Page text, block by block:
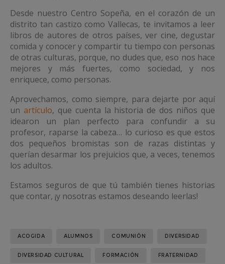
Desde nuestro Centro Sopeña, en el corazón de un
distrito tan castizo como Vallecas, te invitamos a leer
libros de autores de otros países, ver cine, degustar
comida y conocer y compartir tu tiempo con personas
de otras culturas, porque, no dudes que, eso nos hace
mejores y más fuertes, como sociedad, y nos
enriquece, como personas.
Aprovechamos, como siempre, para dejarte por aquí
un artículo, que cuenta la historia de dos niños que
idearon un plan perfecto para confundir a su
profesor, raparse la cabeza… lo curioso es que estos
dos pequeños bromistas son de razas distintas y
querían desarmar los prejuicios que, a veces, tenemos
los adultos.
Estamos seguros de que tú también tienes historias
que contar, ¡y nosotras estamos deseando leerlas!
ACOGIDA ALUMNOS COMUNIÓN DIVERSIDAD
DIVERSIDAD CULTURAL FORMACIÓN FRATERNIDAD